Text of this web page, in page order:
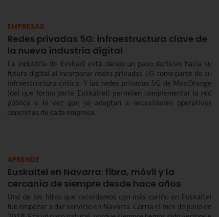
EMPRESAS
Redes privadas 5G: infraestructura clave de
la nueva industria digital
La industria de Euskadi está dando un paso decisivo hacia su
futuro digital al incorporar redes privadas 5G como parte de su
infraestructura crítica. Y las redes privadas 5G de MasOrange
(del que forma parte Euskaltel) permiten complementar la red
pública a la vez que se adaptan a necesidades operativas
concretas de cada empresa.
APRENDE
Euskaltel en Navarra: fibra, móvil y la
cercanía de siempre desde hace años
Uno de los hitos que recordamos con más cariño en Euskaltel
fue empezar a dar servicio en Navarra. Corría el mes de junio de